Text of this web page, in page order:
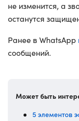
не изменится, а
останутся
Ранее в WhatsApp
сообщений.
Может быть
5 элементов